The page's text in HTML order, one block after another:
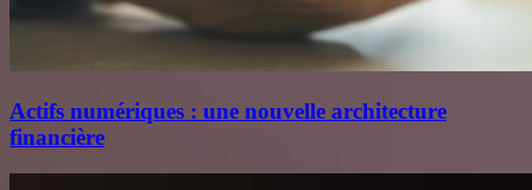
Actifs numériques : une nouvelle architecture
financière